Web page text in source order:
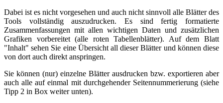
Dabei ist es nicht vorgesehen und auch nicht sinnvoll alle Blätter des
Tools vollständig auszudrucken. Es sind fertig formatierte
Zusammenfassungen mit allen wichtigen Daten und zusätzlichen
Grafiken vorbereitet (alle roten Tabellenblätter). Auf dem Blatt
"Inhalt" sehen Sie eine Übersicht all dieser Blätter und können diese
von dort auch direkt anspringen.
Sie können (nur) einzelne Blätter ausdrucken bzw. exportieren aber
auch alle auf einmal mit durchgehender Seitennummerierung (siehe
Tipp 2 in Box weiter unten).